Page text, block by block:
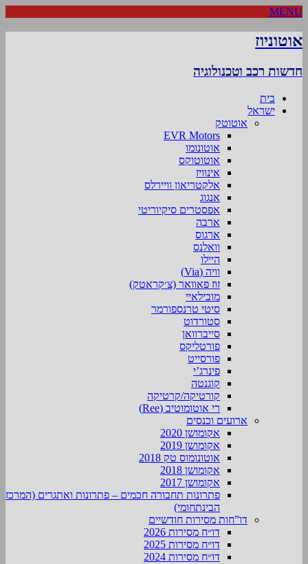
MENU
אוטוניוז
חדשות רכב וטכנולוגיה
בית
ישראל
אוטוטק
EVR Motors
אוטונומו
אוטוטוקס
אינוויז
אלקטריאון וויירלס
אנגוג
אפסטרים סיקיוריטי
ארבה
ארגוס
וואלנס
היילו
וויה (Via)
זוז פאוואר (צ׳קראטק)
מובילאיי
סיטי טרנספורמר
סטורדוט
סייברוואן
פורטליקס
פורסייט
פינרג’י
קוגנטה
קורטיקה/קרטיקה
רי אוטומוטיב (Ree)
ארועים וכנסים
אקומושן 2020
אקומושן 2019
אוטונומוס טק 2018
אקומושן 2018
אקומושן 2017
פתרונות תחבורה חכמים – פתרונות ואתגרים (המרכז
הבינתחומי)
דו”חות מסירות חודשיים
דו״ח מסירות 2026
דו״ח מסירות 2025
דו״ח מסירות 2024